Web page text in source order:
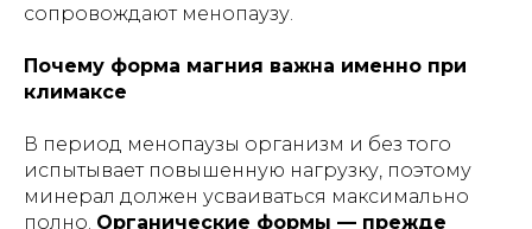
сопровождают менопаузу.
Почему форма магния важна именно при
климаксе
В период менопаузы организм и без того
испытывает повышенную нагрузку, поэтому
минерал должен усваиваться максимально
полно. Органические формы — прежде